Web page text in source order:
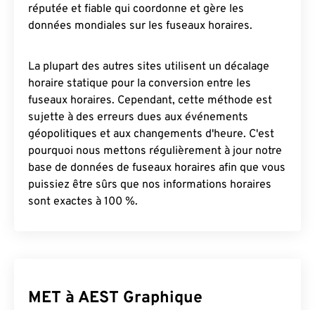
réputée et fiable qui coordonne et gère les
données mondiales sur les fuseaux horaires.
La plupart des autres sites utilisent un décalage
horaire statique pour la conversion entre les
fuseaux horaires. Cependant, cette méthode est
sujette à des erreurs dues aux événements
géopolitiques et aux changements d'heure. C'est
pourquoi nous mettons régulièrement à jour notre
base de données de fuseaux horaires afin que vous
puissiez être sûrs que nos informations horaires
sont exactes à 100 %.
MET à AEST Graphique